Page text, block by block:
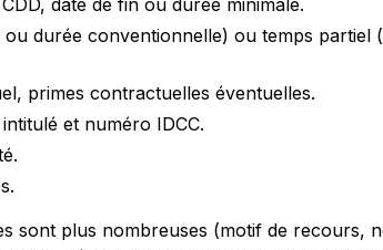
date de fin ou durée minimale.
ou durée conventionnelle) ou temps partiel
primes contractuelles éventuelles.
intitulé et numéro IDCC.
sont plus nombreuses (motif de recours,